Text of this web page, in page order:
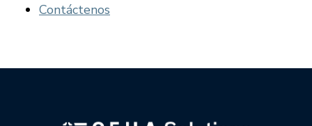
Contáctenos